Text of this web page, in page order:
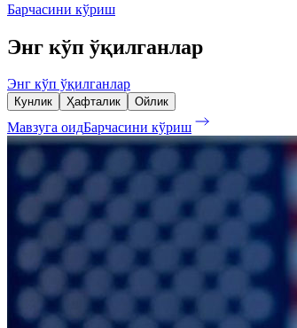
Барчасини кўриш
Энг кўп ўқилганлар
Энг кўп ўқилганлар
Кунлик Ҳафталик Ойлик
Мавзуга оидБарчасини кўриш